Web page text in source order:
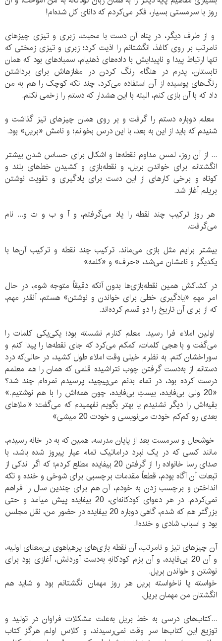
روز با سرمستی بسیار، فکر می‏‌کردم که دانای کل شده‏‌ام!
و از طرف دیگر، در پناه آن دست با محبت، زبری و تیزی چیزهای
نامرتب بر روی کاغذ، انگشتانم را اذیت کرد؛ زبری و تیزی زمختی که
تنها ارتباط پیدا و ناپیدایش با داده‏‌های ذهنی‏ام، سمباده‏ای بود که همان
تابستان، پدرم در هنگام رنگ کردن در مغازه‏اش برای برداشتن
رنگ‏‌های پوسیده از آن استفاده می‏‌کرد، چند تکه کوچک را هم به من
داد که با آن بازی کنم، البته با این هشدار که دستم را زخمی نکنم.
معلم دوباره دستم را گرفت و بر روی همان چیزهای تیز گذاشت و
شنیدم که باید از این به بعد، با این درس بخوانم؛ و نامش «بریل» بود.
... از آن روز، لمس مداوم نقطه‏‌ها و اشکال برای حساس شدن بیشتر
انگشتانم برای خواندن بریل، و نقطه‌بازی و کشیدن خط‏‌های بلند و
کوتاه و برخی کارهای از این دست برای یادگیری و تقویت نوشتن
بریلم آغاز شد.
هر روز ترکیب چند نقطه را یاد می‏‌گرفتم، و آ و ب و ت و... نام
می‏‌گرفت.
بیشتر برایم مثل بازی می‏‌ماند. ترکیب چند نقطه و ترکیب آن‏‌ها با
یکدیگر و نامشان می‏‌شد، «حرف» و «کلمه»
در کشاکش همین نقطه‌بازی‏‌ها بدون آنکه دقیقاً متوجه شوم، در حال
امر مهمِ «یادگیری خطی برای خواندن و نوشتن» هستم، آنقدر مهم،
که از برای آن تاریخ را دو قسم کرده‏‌اند.
اولین املاء فرا رسید. معلم کنارم نشسته بود؛ یکی‌یکی کلمات را
می‏‌گفت و با هجی کلمات، کمکم می‏‌کرد که جای نقطه‏‌ها را پیدا کنم و
سوراخشان کنم. به نظرم خیلی وقت املاء طول کشید، در حالی‏‌که درد
دستانم از به‏‌دست گرفتن چوب نتراشیده قلمی که همان را هم معلمم
درست کرده بود، در تمام بدنم می‏‌پیچید، پرسیدم نمره‏‌ام چند شد؟
«20 ولی بی‏‌فایده، بیستِ بی‏‌فایده، چون همه‏‌اش را با هم نوشتیم.»
بقیه‏‌اش را دیگر نشنیدم یا بهتر بگویم نفهمیدم که می‏‌گفت: «املاهای
بعدی رو کم‌کم خودت می‌نویسی و خودت 20 میشی»
خوشحال و سرمست بعد از پایان مدرسه، همین که به در خانه رسیدم،
مانند کسی که در یک نبرد دراماتیک تمام عیار پیروز شده باشد، با
صدای رسا خانواده را از گرفتن 20 بی‏فایده مطلع کردم؛ که اگر اندکی از
تبعات آن آگاه بودم، قطعاً مقدمات برچسبی برای شوخی و خنده و تکه
انداختن و برچسب زدن به خودم، آن هم برای چندین سال را فراهم
نمی‏‌کردم. در هر دعوای کودکانه‏‌ای، 20 بی‏فایده پیش می‏آمد و حتی
بزرگتر هم که شدم، گاهی دوباره 20 بی‏فایده در حضور من، نقل مجلس
بود و اسباب شادی و خنده!.
آن چیزهای تیز و نامرتب، آن نقطه بازی‏‌های پرهیاهوی بی‏‌معنای اولیه،
و آن 20 بی‏‌فایده، و آن بزم کودکانهِ به‏‌دست آوردنش، آغازی بود برای
نوشتن و خواندن بریل.
خواسته یا ناخواسته بریل هر روز مهمان انگشتانم بود و شاید هم
انگشتان من مهمان بریل.
...کتاب‏‌های درسی به خط بریل به‌علت مشکلات فراوان در تولید و
توزیع این کتاب‏‌ها سر وقت نمی‏‌رسیدند، و کلاس اولم هرگز کتاب